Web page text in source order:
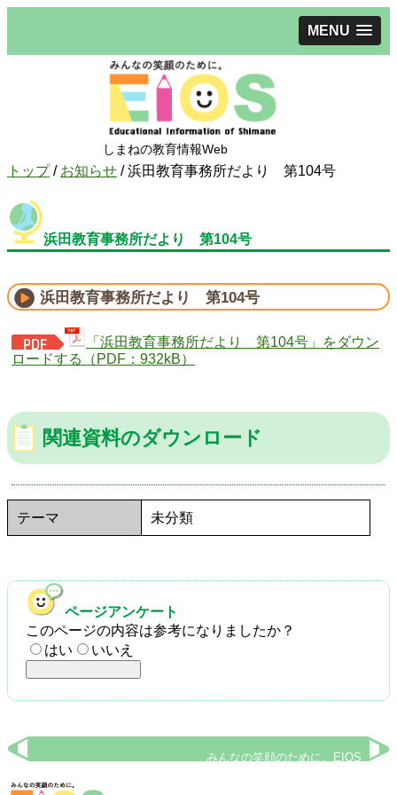
MENU
しまねの教育情報Web
現
の
位
置：
トップ/ お知らせ /浜田教育事務所だより 第104号
浜田教育事務所だより 第104号
浜田教育事務所だより 第104号
「浜田教育事務所だより 第104号」をダウン
ロードする（PDF：932kB）
関連資料のダウンロード
テーマ 未分類
ページアンケート
このページの内容は参考になりましたか？
はい
いいえ
みんなの笑顔のために。EIOS